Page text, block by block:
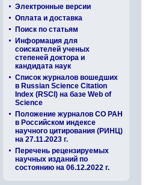
Электронные версии
Оплата и доставка
Поиск по статьям
Информация для
соискателей ученых
степеней доктора и
кандидата наук
Список журналов вошедших
в Russian Science Citation
Index (RSCI) на базе Web of
Science
Положение журналов СО РАН
в Российском индексе
научного цитирования (РИНЦ)
на 27.11.2023 г.
Перечень рецензируемых
научных изданий по
состоянию на 06.12.2022 г.